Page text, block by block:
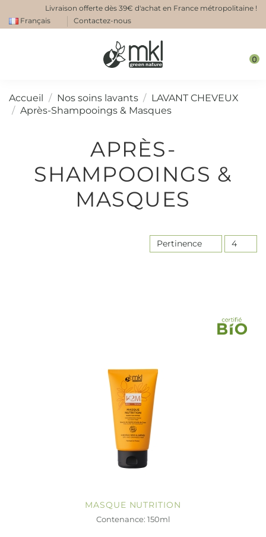
Livraison offerte dès 39€ d'achat en France métropolitaine !
Français
Contactez-nous
0
Accueil Nos soins lavants
LAVANT CHEVEUX
Après-Shampooings & Masques
APRÈS-
SHAMPOOINGS &
MASQUES
Pertinence 4
MASQUE NUTRITION
Contenance: 150ml